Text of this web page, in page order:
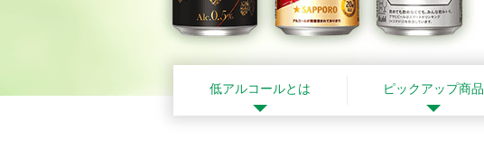
低アルコールとは ピックアップ商品